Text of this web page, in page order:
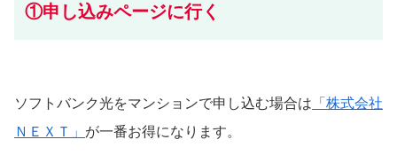
①申し込みページに行く
ソフトバンク光をマンションで申し込む場合は 「株式会社
ＮＥＸＴ」 が一番お得になります。